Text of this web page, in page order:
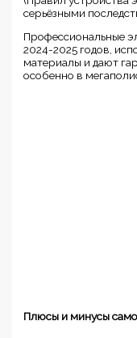
серьёзными
Профессиональные
2024-2025 годов,
материалы и дают
особенно в
Плюсы и минусы